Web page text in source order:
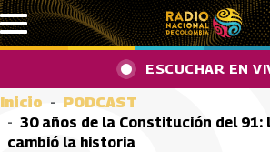
Pasar al contenido principal
ESCUCHAR EN
Inicio
PODCAST
30 años de la Constitución del 91:
cambió la historia